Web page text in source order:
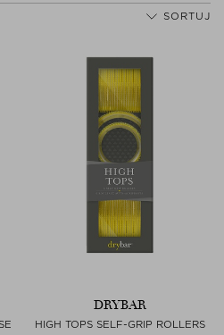
SORTUJ
DRYBAR
HIGH TOPS SELF-GRIP ROLLERS